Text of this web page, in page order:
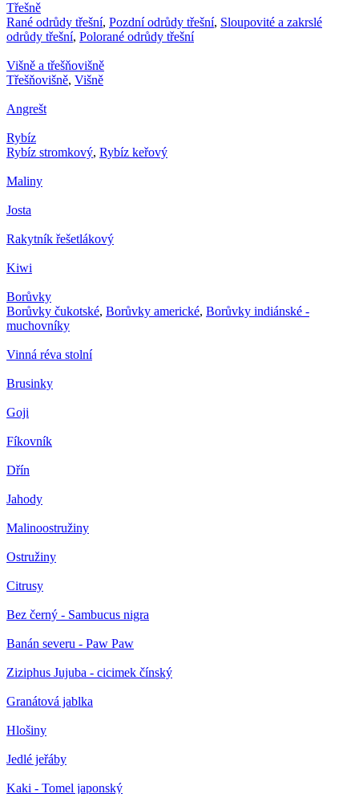
Třešně
Rané odrůdy třešní, Pozdní odrůdy třešní, Sloupovité a zakrslé
odrůdy třešní, Polorané odrůdy třešní
Višně a třešňovišně
Třešňovišně, Višně
Angrešt
Rybíz
Rybíz stromkový, Rybíz keřový
Maliny
Josta
Rakytník řešetlákový
Kiwi
Borůvky
Borůvky čukotské, Borůvky americké, Borůvky indiánské -
muchovníky
Vinná réva stolní
Brusinky
Goji
Fíkovník
Dřín
Jahody
Malinoostružiny
Ostružiny
Citrusy
Bez černý - Sambucus nigra
Banán severu - Paw Paw
Ziziphus Jujuba - cicimek čínský
Granátová jablka
Hlošiny
Jedlé jeřáby
Kaki - Tomel japonský